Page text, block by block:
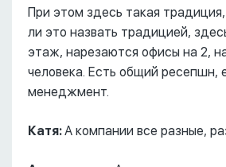
При этом здесь такая
ли это назвать традицией,
этаж, нарезаются офисы на 2,
человека. Есть общий ресепшн,
менеджмент.
Катя:А компании все разные,